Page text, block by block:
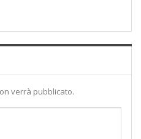
verrà pubblicato.